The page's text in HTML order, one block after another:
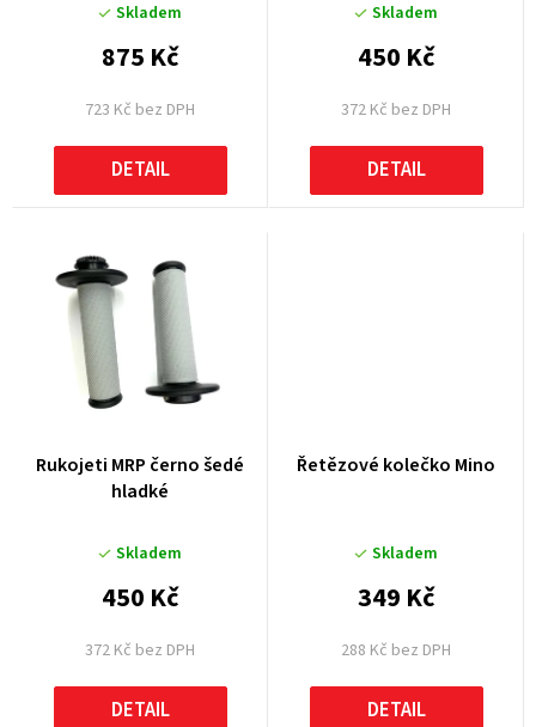
Skladem
723 Kč bez DPH
875 Kč
DETAIL
Skladem
372 Kč bez DPH
450 Kč
DETAIL
Rukojeti MRP černo šedé
hladké
Skladem
372 Kč bez DPH
450 Kč
DETAIL
Řetězové kolečko Mino
Skladem
288 Kč bez DPH
349 Kč
DETAIL